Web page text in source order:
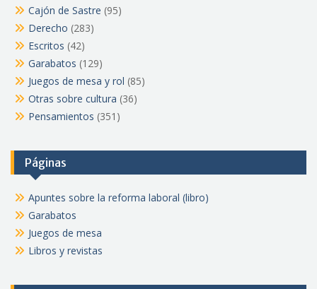
Cajón de Sastre (95)
Derecho (283)
Escritos (42)
Garabatos (129)
Juegos de mesa y rol (85)
Otras sobre cultura (36)
Pensamientos (351)
Páginas
Apuntes sobre la reforma laboral (libro)
Garabatos
Juegos de mesa
Libros y revistas